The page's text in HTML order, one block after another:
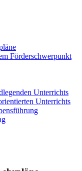
Förderschwerpunkt
Unterrichts
Unterrichts